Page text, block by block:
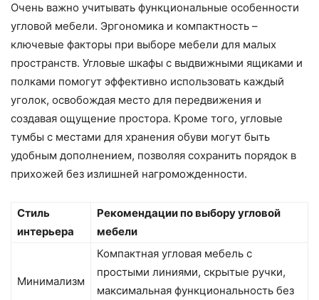
Очень важно учитывать функциональные особенности
угловой мебели. Эргономика и компактность –
ключевые факторы при выборе мебели для малых
пространств. Угловые шкафы с выдвижными ящиками и
полками помогут эффективно использовать каждый
уголок, освобождая место для передвижения и
создавая ощущение простора. Кроме того, угловые
тумбы с местами для хранения обуви могут быть
удобным дополнением, позволяя сохранить порядок в
прихожей без излишней нагроможденности.
Стиль
интерьера
Рекомендации по выбору угловой
мебели
Минимализм
Компактная угловая мебель с
простыми линиями, скрытые ручки,
максимальная функциональность без